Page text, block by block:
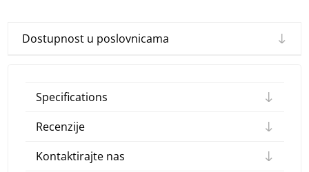
Dostupnost u poslovnicama
Specifications
Recenzije
Kontaktirajte nas